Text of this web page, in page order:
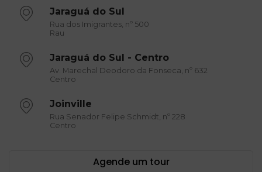
Jaraguá do Sul
Rua dos Imigrantes, nº 500
Rau
Jaraguá do Sul - Centro
Av. Marechal Deodoro da Fonseca, nº 632
Centro
Joinville
Rua Senador Felipe Schmidt, nº 228
Centro
Agende um tour